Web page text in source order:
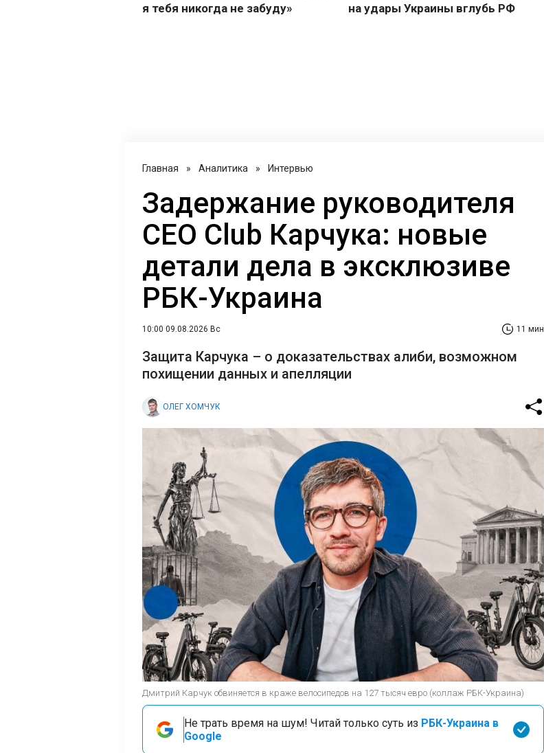
Главная » Аналитика » Интервью
Задержание руководителя
CEO Club Карчука: новые
детали дела в эксклюзиве
РБК-Украина
10:00 09.08.2026 Вс 11 мин
Защита Карчука – о доказательствах алиби, возможном
похищении данных и апелляции
ОЛЕГ ХОМЧУК
Дмитрий Карчук обвиняется в краже велосипедов на 127 тысяч евро (коллаж РБК-Украина)
Не трать время на шум! Читай только суть из РБК-Украина в
Google